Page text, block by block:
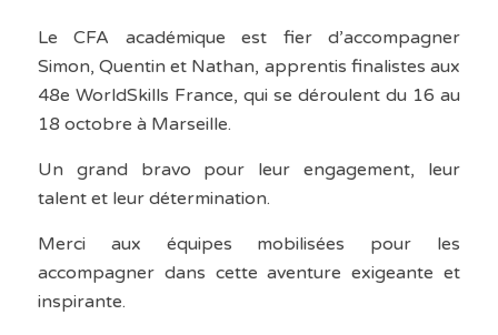
Le CFA académique est fier d’accompagner
Simon, Quentin et Nathan, apprentis finalistes aux
48e WorldSkills France, qui se déroulent du 16 au
18 octobre à Marseille.
Un grand bravo pour leur engagement, leur
talent et leur détermination.
Merci aux équipes mobilisées pour les
accompagner dans cette aventure exigeante et
inspirante.